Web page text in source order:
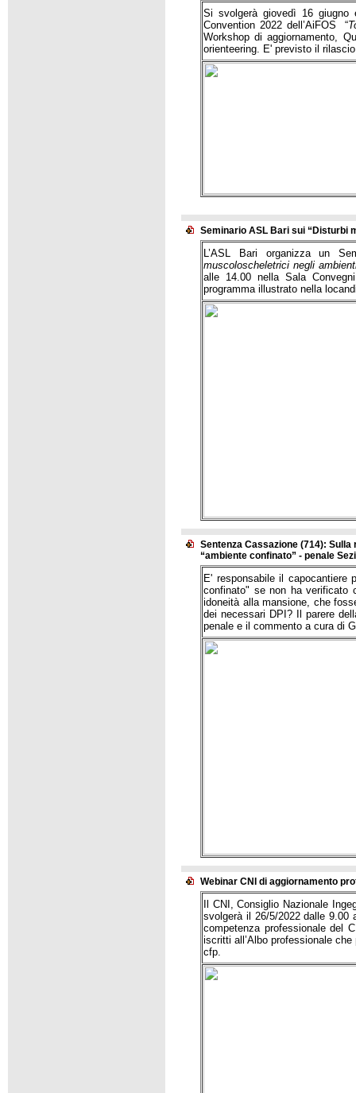
Si svolgerà giovedì 16
Convention 2022 dell’AiFOS “
Workshop di aggiornamento,
orienteering. E' previsto il
Seminario ASL Bari sui “Disturbi
L’ASL Bari organizza un
muscoloscheletrici negli
alle 14.00 nella Sala
programma illustrato nella
Sentenza Cassazione (714):
“ambiente confinato” - penale
E' responsabile il capocantiere
confinato" se non ha
idoneità alla mansione, che
dei necessari DPI? I
l parere
penale e il commento a cura di
Webinar CNI di aggiornamento
Il CNI, Consiglio Nazionale
svolgerà il 26/5/2022 dalle 9.00
competenza professionale del
iscritti all’Albo professionale che
cfp.